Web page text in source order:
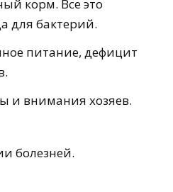
корм. Все это
для бактерий.
питание, дефицит
и внимания хозяев.
болезней.